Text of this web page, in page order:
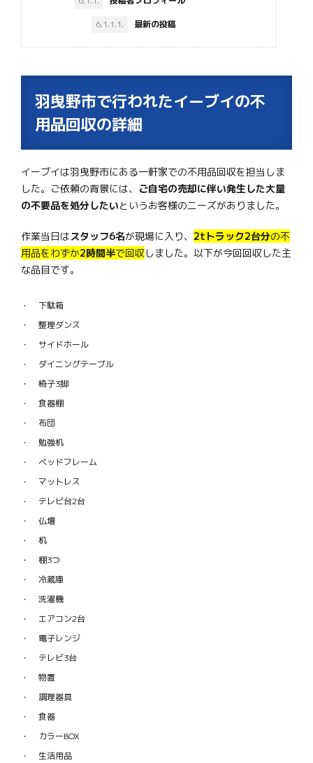
6.1.1.1.
最新の投稿
羽曳野市で行われたイーブイの不
用品回収の詳細
イーブイは羽曳野市にある一軒家での不用品回収を担当しま
した。ご依頼の背景には、
ご自宅の売却に伴い発生した大量
の不要品を処分したいというお客様のニーズがありました。
作業当日はスタッフ6名が現場に入り、 2tトラック2台分の不
用品をわずか2時間半で回収しました。以下が今回回収した主
な品目です。
下駄箱
整理ダンス
サイドホール
ダイニングテーブル
椅子3脚
食器棚
布団
勉強机
ベッドフレーム
マットレス
テレビ台2台
仏壇
机
棚3つ
冷蔵庫
洗濯機
エアコン2台
電子レンジ
テレビ3台
物置
調理器具
食器
カラーBOX
生活用品